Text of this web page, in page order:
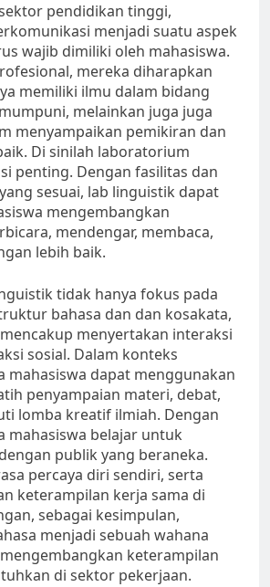
pendidikan tinggi,
menjadi suatu aspek
wajib dimiliki oleh mahasiswa.
mereka diharapkan
memiliki ilmu dalam bidang
melainkan juga juga
menyampaikan pemikiran dan
Di sinilah laboratorium
penting. Dengan fasilitas dan
sesuai, lab linguistik dapat
mengembangkan
mendengar, membaca,
lebih baik.
tidak hanya fokus pada
bahasa dan dan kosakata,
menyertakan interaksi
sosial. Dalam konteks
mahasiswa dapat menggunakan
penyampaian materi, debat,
lomba kreatif ilmiah. Dengan
mahasiswa belajar untuk
publik yang beraneka.
percaya diri sendiri, serta
keterampilan kerja sama di
sebagai kesimpulan,
menjadi sebuah wahana
keterampilan
di sektor pekerjaan.